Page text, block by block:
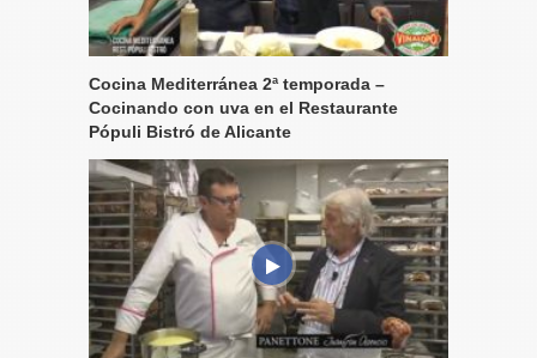
Cocina Mediterránea 2ª temporada –
Cocinando con uva en el Restaurante
Pópuli Bistró de Alicante